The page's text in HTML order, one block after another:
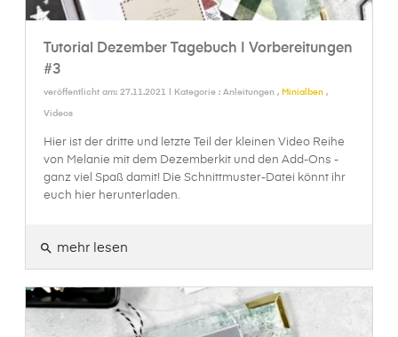
Tutorial Dezember Tagebuch | Vorbereitungen
#3
veröffentlicht am: 27.11.2021 | Kategorie : Anleitungen , Minialben ,
Videos
Hier ist der dritte und letzte Teil der kleinen Video Reihe
von Melanie mit dem Dezemberkit und den Add-Ons -
ganz viel Spaß damit! Die Schnittmuster-Datei könnt ihr
euch hier herunterladen.
search mehr lesen